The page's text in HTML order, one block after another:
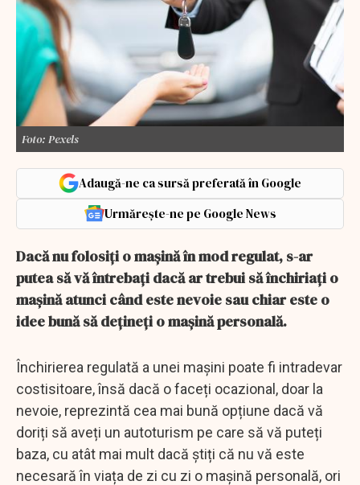
Foto: Pexels
Adaugă-ne ca sursă preferată în Google
Urmărește-ne pe Google News
Dacă nu folosiți o mașină în mod regulat, s-ar
putea să vă întrebați dacă ar trebui să închiriați o
mașină atunci când este nevoie sau chiar este o
idee bună să dețineți o mașină personală.
Închirierea regulată a unei mașini poate fi intradevar
costisitoare, însă dacă o faceți ocazional, doar la
nevoie, reprezintă cea mai bună opțiune dacă vă
doriți să aveți un autoturism pe care să vă puteți
baza, cu atât mai mult dacă știți că nu vă este
necesară în viața de zi cu zi o mașină personală, ori